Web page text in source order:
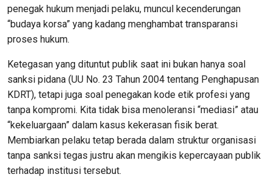
penegak hukum menjadi pelaku, muncul kecenderungan
“budaya korsa” yang kadang menghambat transparansi
proses hukum.
Ketegasan yang dituntut publik saat ini bukan hanya soal
sanksi pidana (UU No. 23 Tahun 2004 tentang Penghapusan
KDRT), tetapi juga soal penegakan kode etik profesi yang
tanpa kompromi. Kita tidak bisa menoleransi “mediasi” atau
“kekeluargaan” dalam kasus kekerasan fisik berat.
Membiarkan pelaku tetap berada dalam struktur organisasi
tanpa sanksi tegas justru akan mengikis kepercayaan publik
terhadap institusi tersebut.